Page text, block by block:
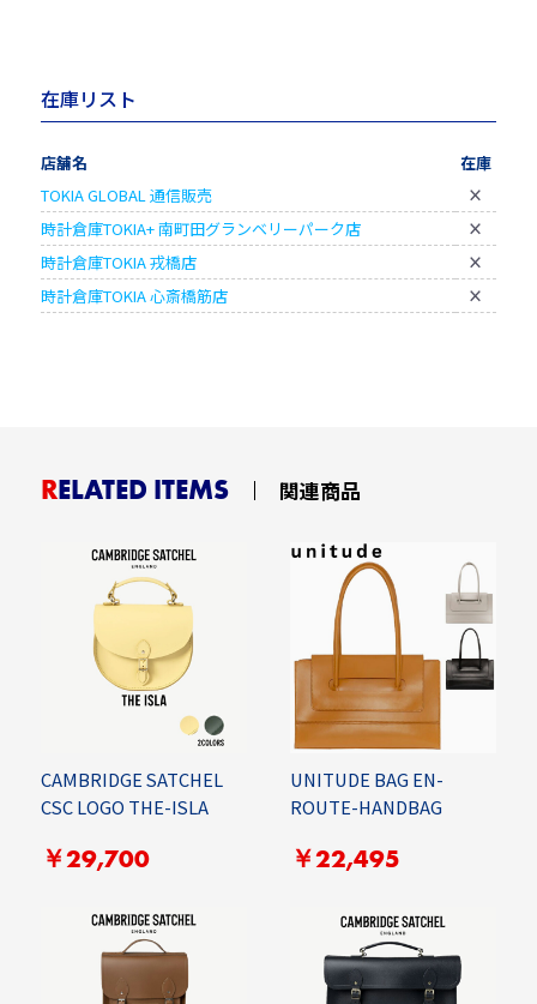
在庫リスト
店舗名
在庫
TOKIA GLOBAL 通信販売
×
時計倉庫TOKIA+ 南町田グランベリーパーク店
×
時計倉庫TOKIA 戎橋店
×
時計倉庫TOKIA 心斎橋筋店
×
RELATED ITEMS 関連商品
CAMBRIDGE SATCHEL
CSC LOGO THE-ISLA
￥29,700
UNITUDE BAG EN-
ROUTE-HANDBAG
￥22,495